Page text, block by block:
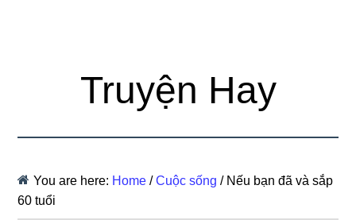
Truyện Hay
You are here: Home / Cuộc sống /Nếu bạn đã và sắp
60 tuổi